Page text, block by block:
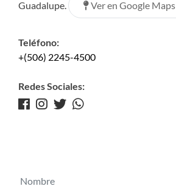
Guadalupe. Ver en Google Maps
Teléfono:
+(506) 2245-4500
Redes Sociales: